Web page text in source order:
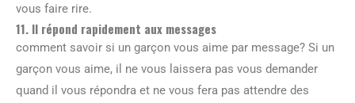
vous faire rire.
11. Il répond rapidement aux messages
comment savoir si un garçon vous aime par message? Si un
garçon vous aime, il ne vous laissera pas vous demander
quand il vous répondra et ne vous fera pas attendre des